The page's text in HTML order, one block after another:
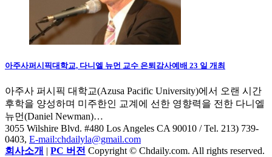
아주사퍼시픽대학교, 다니엘 뉴먼 교수 은퇴감사예배 23 일 개최
아주사 퍼시픽 대학교(Azusa Pacific University)에서 오랜 시간
후학을 양성하며 미주한인 교계에 선한 영향력을 전한 다니엘
뉴먼(Daniel Newman)…
3055 Wilshire Blvd. #480 Los Angeles CA 90010 / Tel. 213) 739-
0403, E-mail:chdailyla@gmail.com
회사소개 | PC 버전 Copyright © Chdaily.com. All rights reserved.